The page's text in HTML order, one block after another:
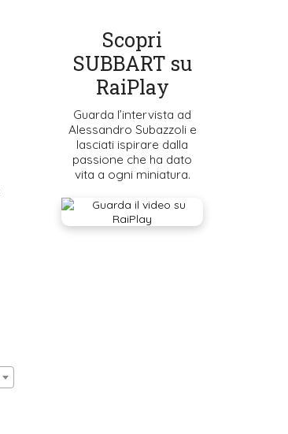
Scopri
SUBBART su
RaiPlay
Guarda l’intervista ad
Alessandro Subazzoli e
lasciati ispirare dalla
passione che ha dato
vita a ogni miniatura.